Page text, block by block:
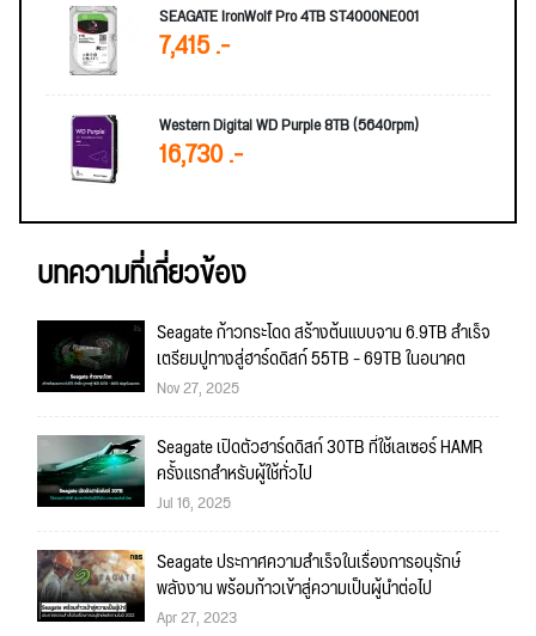
SEAGATE IronWolf Pro 4TB ST4000NE001
7,415 .-
Western Digital WD Purple 8TB (5640rpm)
16,730 .-
บทความที่เกี่ยวข้อง
Seagate ก้าวกระโดด สร้างต้นแบบจาน 6.9TB สำเร็จ
เตรียมปูทางสู่ฮาร์ดดิสก์ 55TB – 69TB ในอนาคต
Nov 27, 2025
Seagate เปิดตัวฮาร์ดดิสก์ 30TB ที่ใช้เลเซอร์ HAMR
ครั้งแรกสำหรับผู้ใช้ทั่วไป
Jul 16, 2025
Seagate ประกาศความสำเร็จในเรื่องการอนุรักษ์
พลังงาน พร้อมก้าวเข้าสู่ความเป็นผู้นำต่อไป
Apr 27, 2023